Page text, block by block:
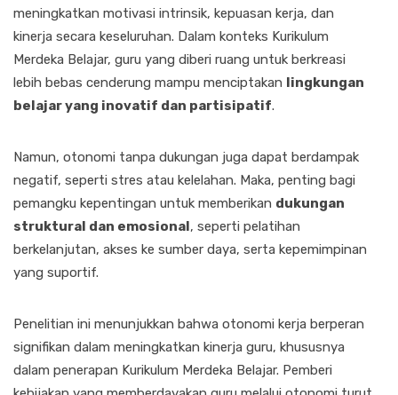
meningkatkan motivasi intrinsik, kepuasan kerja, dan
kinerja secara keseluruhan. Dalam konteks Kurikulum
Merdeka Belajar, guru yang diberi ruang untuk berkreasi
lebih bebas cenderung mampu menciptakan lingkungan
belajar yang inovatif dan partisipatif.
Namun, otonomi tanpa dukungan juga dapat berdampak
negatif, seperti stres atau kelelahan. Maka, penting bagi
pemangku kepentingan untuk memberikan dukungan
struktural dan emosional, seperti pelatihan
berkelanjutan, akses ke sumber daya, serta kepemimpinan
yang suportif.
Penelitian ini menunjukkan bahwa otonomi kerja berperan
signifikan dalam meningkatkan kinerja guru, khususnya
dalam penerapan Kurikulum Merdeka Belajar. Pemberi